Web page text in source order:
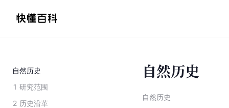
自然历史
1 研究范围
2 历史沿革
自然历史
自然历史